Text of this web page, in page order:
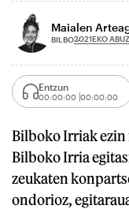
Maialen
BILBO2021EKO
Entzun
00:00:00 00:00:00
Bilboko Irriak ezin
Bilboko Irria
zeukaten
ondorioz,